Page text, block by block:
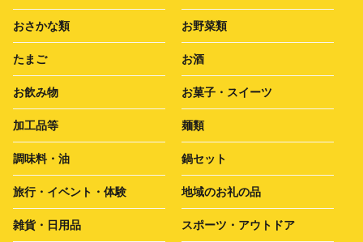
おさかな類 お野菜類
たまご お酒
お飲み物 お菓子・スイーツ
加工品等 麺類
調味料・油 鍋セット
旅行・イベント・体験 地域のお礼の品
雑貨・日用品 スポーツ・アウトドア